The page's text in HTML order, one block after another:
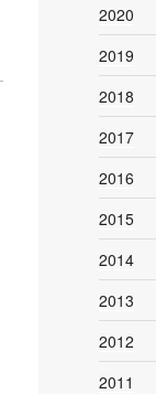
2020
2019
2018
2017
2016
2015
2014
2013
2012
2011